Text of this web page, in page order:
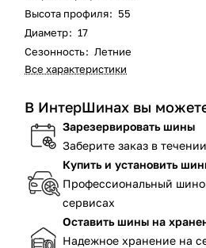
Высота профиля: 55
Диаметр: 17
Сезонность: Летние
Все характеристики
В ИнтерШинах вы
Зарезервировать шины
Заберите заказ в
Купить и установить
Профессиональный
сервисах
Оставить шины на
Надежное хранение на